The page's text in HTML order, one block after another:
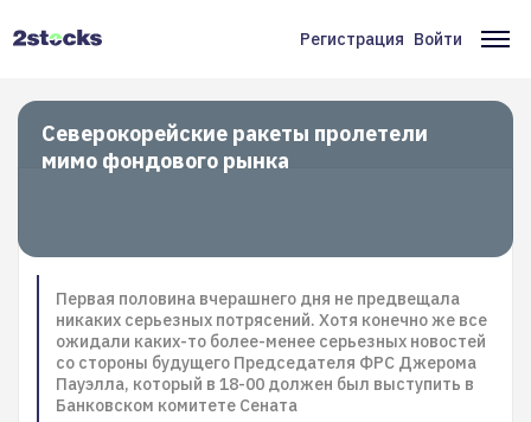
Меню
учётной
записи
Регистрация Войти
Северокорейские ракеты пролетели
мимо фондового рынка
Первая половина вчерашнего дня не предвещала
никаких серьезных потрясений. Хотя конечно же все
ожидали каких-то более-менее серьезных новостей
со стороны будущего Председателя ФРС Джерома
Пауэлла, который в 18-00 должен был выступить в
Банковском комитете Сената